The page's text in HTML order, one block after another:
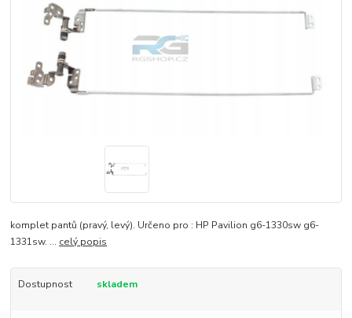
komplet pantů (pravý, levý). Určeno pro : HP Pavilion g6-1330sw g6-
1331sw. ... celý popis
Dostupnost skladem